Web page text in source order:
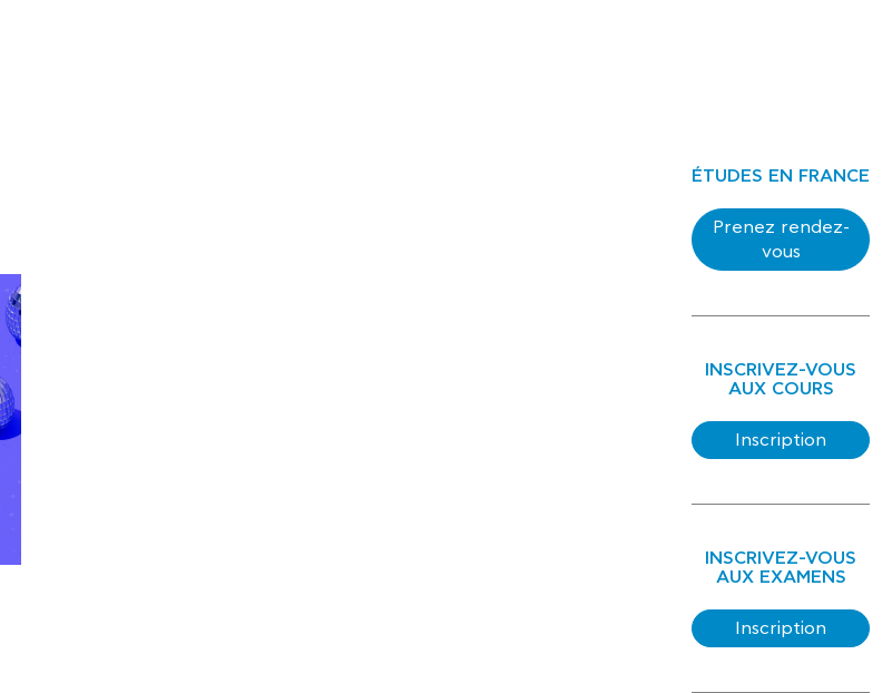
ÉTUDES EN FRANCE
Prenez rendez-
vous
INSCRIVEZ-VOUS
AUX COURS
Inscription
INSCRIVEZ-VOUS
AUX EXAMENS
Inscription